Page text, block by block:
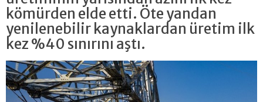
kömürden elde etti. Öte yandan
yenilenebilir kaynaklardan üretim ilk
kez %40 sınırını aştı.